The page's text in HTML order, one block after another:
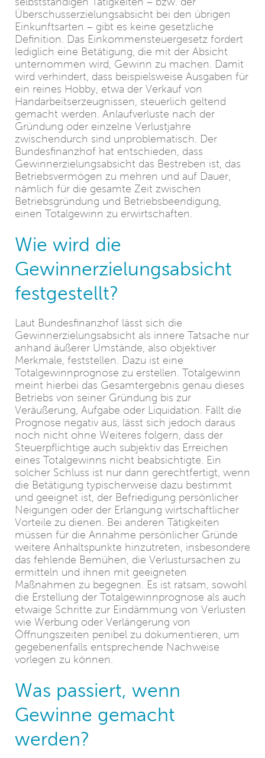
Überschusserzielungsabsicht bei den übrigen
Einkunftsarten – gibt es keine gesetzliche
Definition. Das Einkommensteuergesetz fordert
lediglich eine Betätigung, die mit der Absicht
unternommen wird, Gewinn zu machen. Damit
wird verhindert, dass beispielsweise Ausgaben für
ein reines Hobby, etwa der Verkauf von
Handarbeitserzeugnissen, steuerlich geltend
gemacht werden. Anlaufverluste nach der
Gründung oder einzelne Verlustjahre
zwischendurch sind unproblematisch. Der
Bundesfinanzhof hat entschieden, dass
Gewinnerzielungsabsicht das Bestreben ist, das
Betriebsvermögen zu mehren und auf Dauer,
nämlich für die gesamte Zeit zwischen
Betriebsgründung und Betriebsbeendigung,
einen Totalgewinn zu erwirtschaften.
Wie wird die
Gewinnerzielungsabsicht
festgestellt?
Laut Bundesfinanzhof lässt sich die
Gewinnerzielungsabsicht als innere Tatsache nur
anhand äußerer Umstände, also objektiver
Merkmale, feststellen. Dazu ist eine
Totalgewinnprognose zu erstellen. Totalgewinn
meint hierbei das Gesamtergebnis genau dieses
Betriebs von seiner Gründung bis zur
Veräußerung, Aufgabe oder Liquidation. Fällt die
Prognose negativ aus, lässt sich jedoch daraus
noch nicht ohne Weiteres folgern, dass der
Steuerpflichtige auch subjektiv das Erreichen
eines Totalgewinns nicht beabsichtigte. Ein
solcher Schluss ist nur dann gerechtfertigt, wenn
die Betätigung typischerweise dazu bestimmt
und geeignet ist, der Befriedigung persönlicher
Neigungen oder der Erlangung wirtschaftlicher
Vorteile zu dienen. Bei anderen Tätigkeiten
müssen für die Annahme persönlicher Gründe
weitere Anhaltspunkte hinzutreten, insbesondere
das fehlende Bemühen, die Verlustursachen zu
ermitteln und ihnen mit geeigneten
Maßnahmen zu begegnen. Es ist ratsam, sowohl
die Erstellung der Totalgewinnprognose als auch
etwaige Schritte zur Eindämmung von Verlusten
wie Werbung oder Verlängerung von
Öffnungszeiten penibel zu dokumentieren, um
gegebenenfalls entsprechende Nachweise
vorlegen zu können.
Was passiert, wenn
Gewinne gemacht
werden?